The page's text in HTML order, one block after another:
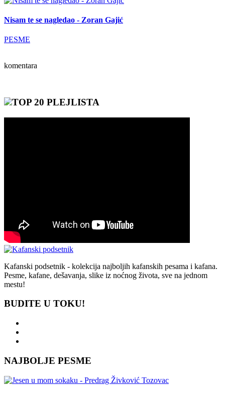
Nisam te se nagledao - Zoran Gajić
PESME
komentara
TOP 20 PLEJLISTA
Kafanski podsetnik - kolekcija najboljih kafanskih pesama i kafana.
Pesme, kafane, dešavanja, slike iz noćnog života, sve na jednom
mestu!
BUDITE U TOKU!
NAJBOLJE PESME